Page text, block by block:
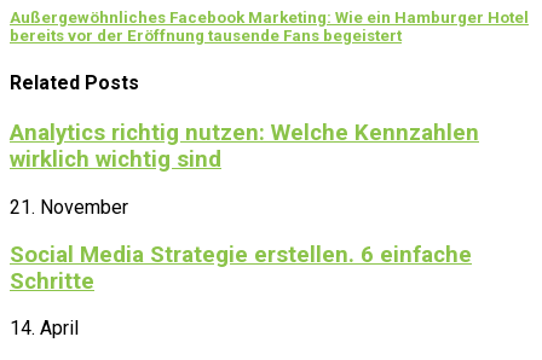
Außergewöhnliches Facebook Marketing: Wie ein Hamburger Hotel
bereits vor der Eröffnung tausende Fans begeistert
Related Posts
Analytics richtig nutzen: Welche Kennzahlen
wirklich wichtig sind
21. November
Social Media Strategie erstellen. 6 einfache
Schritte
14. April